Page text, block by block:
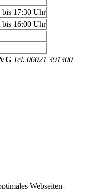
bis 17:30 Uhr
bis 16:00 Uhr
Tel. 06021 391300
Webseiten-